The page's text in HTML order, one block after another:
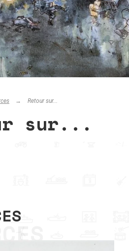
Retour sur...
sur...